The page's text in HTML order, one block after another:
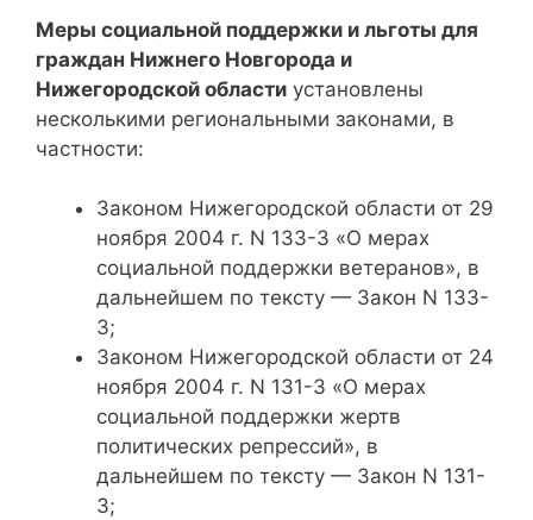
Меры социальной поддержки и льготы для
граждан Нижнего Новгорода и
Нижегородской области установлены
несколькими региональными законами, в
частности:
Законом Нижегородской области от 29
ноября 2004 г. N 133-З «О мерах
социальной поддержки ветеранов», в
дальнейшем по тексту — Закон N 133-
З;
Законом Нижегородской области от 24
ноября 2004 г. N 131-З «О мерах
социальной поддержки жертв
политических репрессий», в
дальнейшем по тексту — Закон N 131-
З;